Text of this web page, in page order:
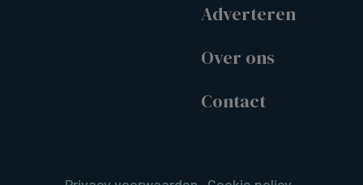
Adverteren
Over ons
Contact